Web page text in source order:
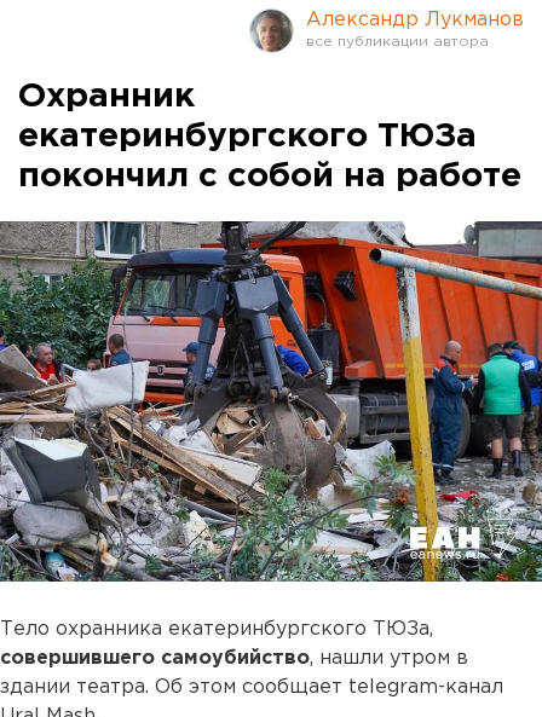
Александр Лукманов
Охранник
екатеринбургского ТЮЗа
покончил с собой на работе
Тело охранника екатеринбургского ТЮЗа,
совершившего самоубийство, нашли утром в
здании театра. Об этом сообщает tеlеgram-канал